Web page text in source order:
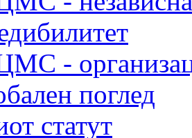
-
поглед
статут